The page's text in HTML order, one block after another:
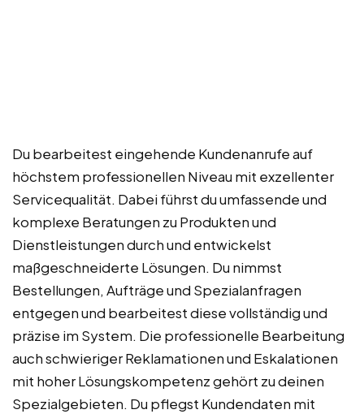
Du bearbeitest eingehende Kundenanrufe auf
höchstem professionellen Niveau mit exzellenter
Servicequalität. Dabei führst du umfassende und
komplexe Beratungen zu Produkten und
Dienstleistungen durch und entwickelst
maßgeschneiderte Lösungen. Du nimmst
Bestellungen, Aufträge und Spezialanfragen
entgegen und bearbeitest diese vollständig und
präzise im System. Die professionelle Bearbeitung
auch schwieriger Reklamationen und Eskalationen
mit hoher Lösungskompetenz gehört zu deinen
Spezialgebieten. Du pflegst Kundendaten mit